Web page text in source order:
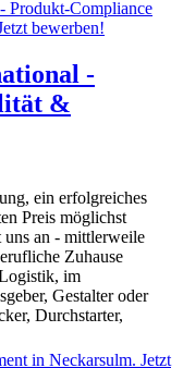
-
&
ein erfolgreiches
Preis möglichst
uns an - mittlerweile
Zuhause
im
Gestalter oder
Durchstarter,